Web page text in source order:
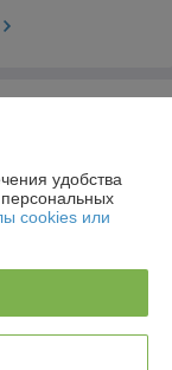
удобства
cookies или